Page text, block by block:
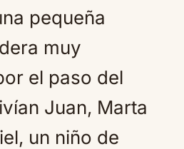
pequeña
muy
el paso del
Juan, Marta
un niño de